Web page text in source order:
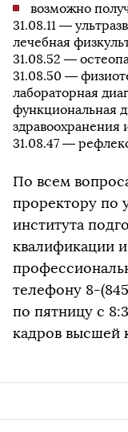
возможно
31.08.11 —
лечебная
31.08.52 —
31.08.50 —
лабораторная
функциональная
здравоохранения
31.08.47 —
По всем
проректору по
института
квалификации
телефону 8-
по пятницу с
кадров высшей